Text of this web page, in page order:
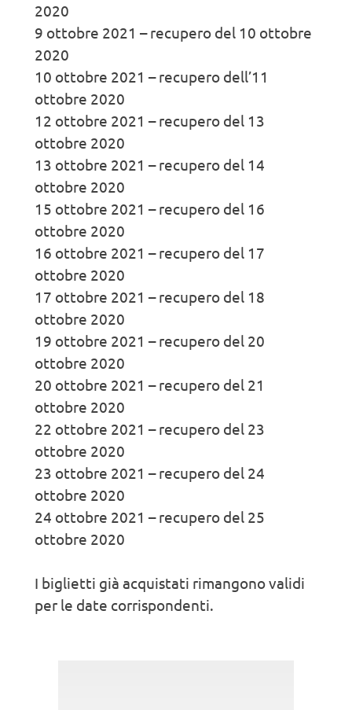
2020
9 ottobre 2021 – recupero del 10 ottobre
2020
10 ottobre 2021 – recupero dell’11
ottobre 2020
12 ottobre 2021 – recupero del 13
ottobre 2020
13 ottobre 2021 – recupero del 14
ottobre 2020
15 ottobre 2021 – recupero del 16
ottobre 2020
16 ottobre 2021 – recupero del 17
ottobre 2020
17 ottobre 2021 – recupero del 18
ottobre 2020
19 ottobre 2021 – recupero del 20
ottobre 2020
20 ottobre 2021 – recupero del 21
ottobre 2020
22 ottobre 2021 – recupero del 23
ottobre 2020
23 ottobre 2021 – recupero del 24
ottobre 2020
24 ottobre 2021 – recupero del 25
ottobre 2020
I biglietti già acquistati rimangono validi
per le date corrispondenti.